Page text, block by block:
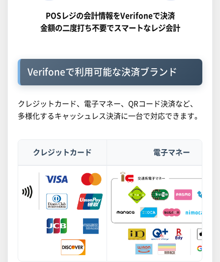
POSレジの会計情報をVerifoneで決済
金額の二度打ち不要でスマートなレジ会計
Verifoneで利用可能な決済ブランド
クレジットカード、電子マネー、QRコード決済など、
多様化するキャッシュレス決済に一台で対応できます。
クレジットカード 電子マネー